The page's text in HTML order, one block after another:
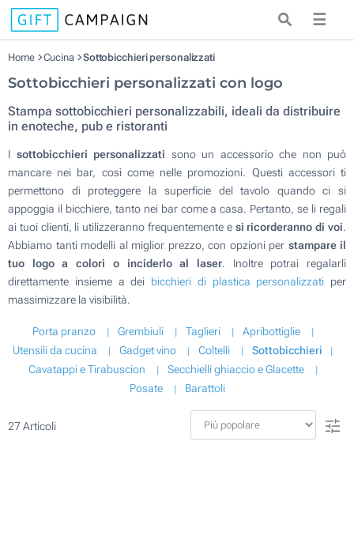
☰
Home Cucina Sottobicchieri personalizzati
Sottobicchieri personalizzati con logo
Stampa sottobicchieri personalizzabili, ideali da distribuire
in enoteche, pub e ristoranti
I sottobicchieri personalizzati sono un accessorio che non può
mancare nei bar, così come nelle promozioni. Questi accessori ti
permettono di proteggere la superficie del tavolo quando ci si
appoggia il bicchiere, tanto nei bar come a casa. Pertanto, se li regali
ai tuoi clienti, li utilizzeranno frequentemente e si ricorderanno di voi.
Abbiamo tanti modelli al miglior prezzo, con opzioni per stampare il
tuo logo a colori o inciderlo al laser. Inoltre potrai regalarli
direttamente insieme a dei bicchieri di plastica personalizzati per
massimizzare la visibilità.
Porta pranzo Grembiuli Taglieri
Apribottiglie
Utensili da cucina
Gadget vino Coltelli
Sottobicchieri
Cavatappi e Tirabuscion
Secchielli ghiaccio e Glacette
Posate
Barattoli
27Articoli